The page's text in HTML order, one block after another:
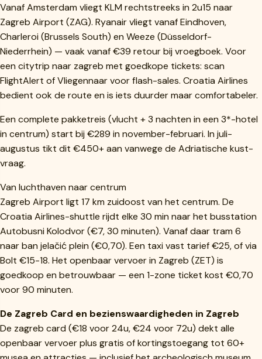
Vanaf Amsterdam vliegt KLM rechtstreeks in 2u15 naar
Zagreb Airport (ZAG). Ryanair vliegt vanaf Eindhoven,
Charleroi (Brussels South) en Weeze (Düsseldorf-
Niederrhein) — vaak vanaf €39 retour bij vroegboek. Voor
een citytrip naar zagreb met goedkope tickets: scan
FlightAlert of Vliegennaar voor flash-sales. Croatia Airlines
bedient ook de route en is iets duurder maar comfortabeler.
Een complete pakketreis (vlucht + 3 nachten in een 3*-hotel
in centrum) start bij €289 in november-februari. In juli-
augustus tikt dit €450+ aan vanwege de Adriatische kust-
vraag.
Van luchthaven naar centrum
Zagreb Airport ligt 17 km zuidoost van het centrum. De
Croatia Airlines-shuttle rijdt elke 30 min naar het busstation
Autobusni Kolodvor (€7, 30 minuten). Vanaf daar tram 6
naar ban jelačić plein (€0,70). Een taxi vast tarief €25, of via
Bolt €15-18. Het openbaar vervoer in Zagreb (ZET) is
goedkoop en betrouwbaar — een 1-zone ticket kost €0,70
voor 90 minuten.
De Zagreb Card en bezienswaardigheden in Zagreb
De zagreb card (€18 voor 24u, €24 voor 72u) dekt alle
openbaar vervoer plus gratis of kortingstoegang tot 60+